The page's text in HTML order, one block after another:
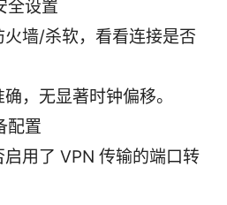
全设置
墙/杀软，看看连接是否
，无显著时钟偏移。
配置
用了 VPN 传输的端口转